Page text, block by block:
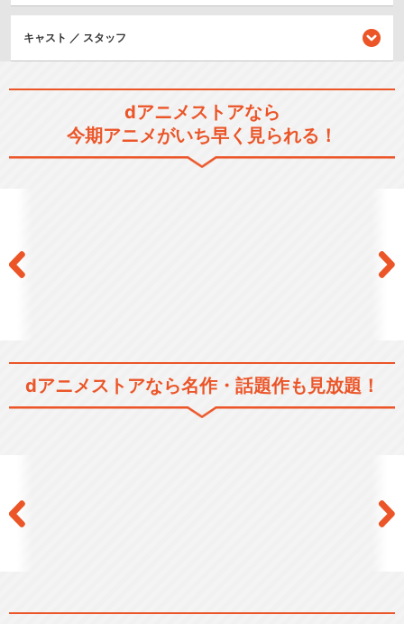
の、始まりの季節に吹く春の風をお届けいたします！
2.5次元舞台
A3!
UTUM…
キャスト ／ スタッフ
dアニメストアなら
今期アニメがいち早く見られる！
dアニメストアなら名作・話題作も見放題！